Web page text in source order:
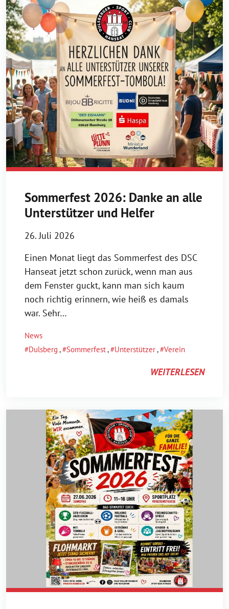
Sommerfest 2026: Danke an alle
Unterstützer und Helfer
26. Juli 2026
Einen Monat liegt das Sommerfest des DSC
Hanseat jetzt schon zurück, wenn man aus
dem Fenster guckt, kann man sich kaum
noch richtig erinnern, wie heiß es damals
war. Sehr…
News
Dulsberg , Sommerfest, Unterstützer, Verein
WEITERLESEN